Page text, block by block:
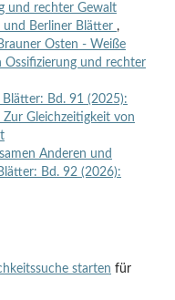
und rechter Gewalt
und Berliner Blätter ,
Osten - Weiße
Ossifizierung und rechter
Blätter: Bd. 91 (2025):
Gleichzeitigkeit von
Anderen und
Bd. 92 (2026):
starten für